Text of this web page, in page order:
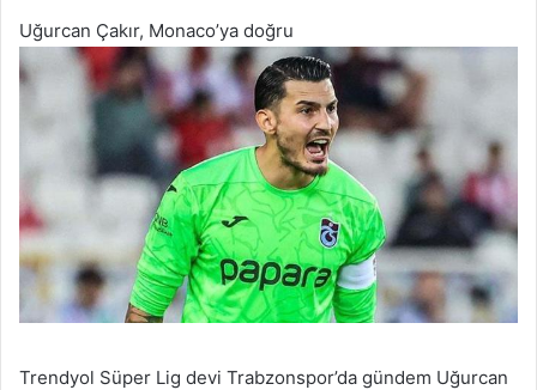
Uğurcan Çakır, Monaco’ya doğru
Trendyol Süper Lig devi Trabzonspor’da gündem Uğurcan